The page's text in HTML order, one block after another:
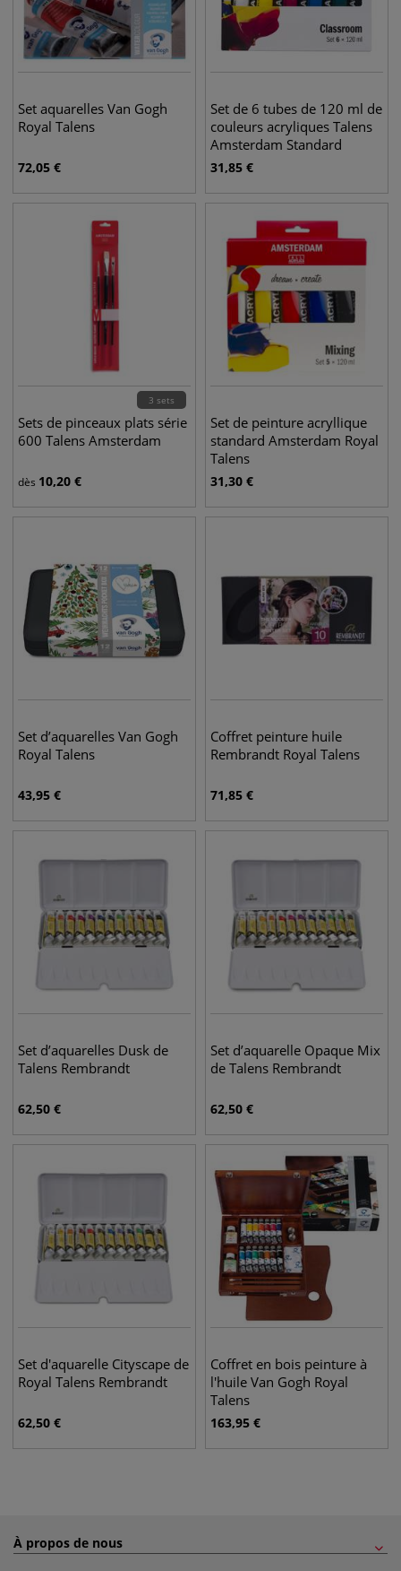
Set aquarelles Van Gogh
Royal Talens
72,05 €
Set de 6 tubes de 120 ml de
couleurs acryliques Talens
Amsterdam Standard
31,85 €
3 sets
Sets de pinceaux plats série
600 Talens Amsterdam
dès 10,20 €
Set de peinture acryllique
standard Amsterdam Royal
Talens
31,30 €
Set d’aquarelles Van Gogh
Royal Talens
43,95 €
Coffret peinture huile
Rembrandt Royal Talens
71,85 €
Set d’aquarelles Dusk de
Talens Rembrandt
62,50 €
Set d’aquarelle Opaque Mix
de Talens Rembrandt
62,50 €
Set d'aquarelle Cityscape de
Royal Talens Rembrandt
62,50 €
Coffret en bois peinture à
l'huile Van Gogh Royal
Talens
163,95 €
À propos de nous